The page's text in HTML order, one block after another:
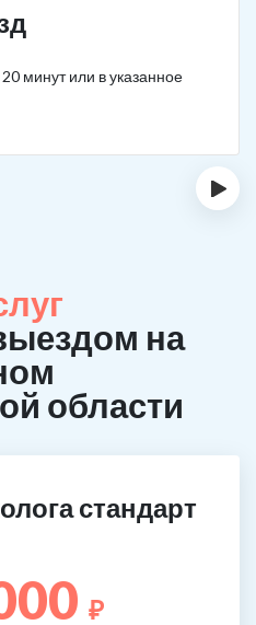
минут или в указанное
›
на
области
стандарт
₽